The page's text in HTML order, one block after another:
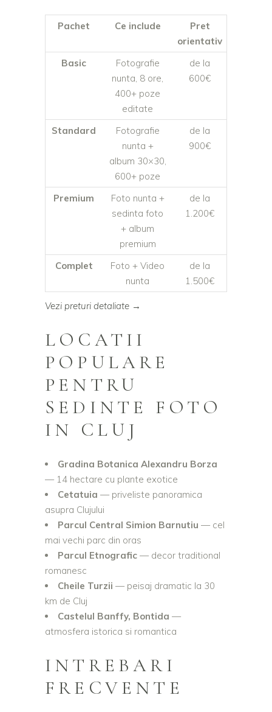
Pachet Ce include
Pret
orientativ
Basic
Fotografie
nunta, 8 ore,
400+ poze
editate
de la
600€
Standard
Fotografie
nunta +
album 30×30,
600+ poze
de la
900€
Premium
Foto nunta +
sedinta foto
+ album
premium
de la
1.200€
Complet
Foto + Video
nunta
de la
1.500€
Vezi preturi detaliate →
LOCATII
POPULARE
PENTRU
SEDINTE FOTO
IN CLUJ
Gradina Botanica Alexandru Borza
— 14 hectare cu plante exotice
Cetatuia — priveliste panoramica
asupra Clujului
Parcul Central Simion Barnutiu — cel
mai vechi parc din oras
Parcul Etnografic — decor traditional
romanesc
Cheile Turzii — peisaj dramatic la 30
km de Cluj
Castelul Banffy, Bontida —
atmosfera istorica si romantica
INTREBARI
FRECVENTE